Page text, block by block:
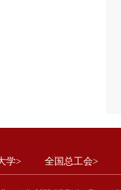
学> 全国总工会>